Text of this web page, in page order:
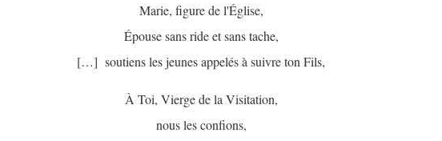
Marie, figure de l'Église,
Épouse sans ride et sans tache,
[…] soutiens les jeunes appelés à suivre ton Fils,
À Toi, Vierge de la Visitation,
nous les confions,